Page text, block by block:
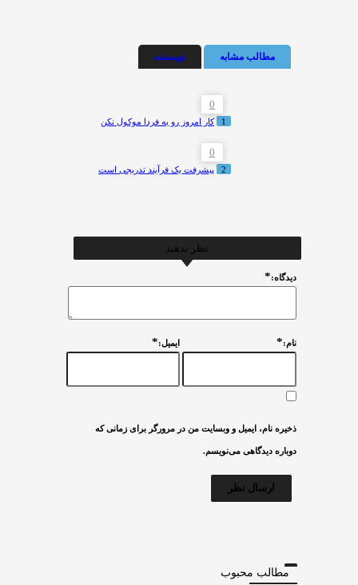
مطالب مشابه نویسنده
0
1 کار امروز رو به فردا موکول نکن
0
2 پیشرفت یک فرآیند تدریجی است
نظر بدهید
ديدگاه:*
نام:* ایمیل:*
ذخیره نام، ایمیل و وبسایت من در مرورگر برای زمانی که
دوباره دیدگاهی می‌نویسم.
مطالب محبوب